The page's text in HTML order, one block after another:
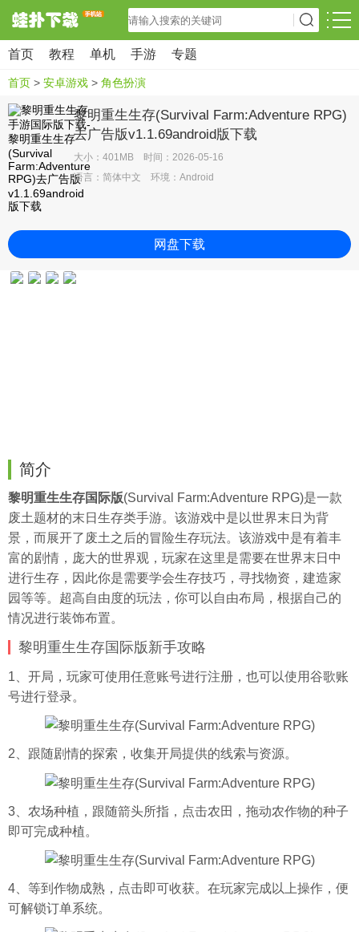
首页 教程 单机 手游 专题
首页 > 安卓游戏 > 角色扮演
黎明重生生存(Survival Farm:Adventure RPG)
去广告版v1.1.69android版下载
大小：401MB 时间：2026-05-16
语言：简体中文 环境：Android
网盘下载
简介
黎明重生生存国际版(Survival Farm:Adventure RPG)是一款
废土题材的末日生存类手游。该游戏中是以世界末日为背
景，而展开了废土之后的冒险生存玩法。该游戏中是有着丰
富的剧情，庞大的世界观，玩家在这里是需要在世界末日中
进行生存，因此你是需要学会生存技巧，寻找物资，建造家
园等等。超高自由度的玩法，你可以自由布局，根据自己的
情况进行装饰布置。
黎明重生生存国际版新手攻略
1、开局，玩家可使用任意账号进行注册，也可以使用谷歌账
号进行登录。
2、跟随剧情的探索，收集开局提供的线索与资源。
3、农场种植，跟随箭头所指，点击农田，拖动农作物的种子
即可完成种植。
4、等到作物成熟，点击即可收获。在玩家完成以上操作，便
可解锁订单系统。